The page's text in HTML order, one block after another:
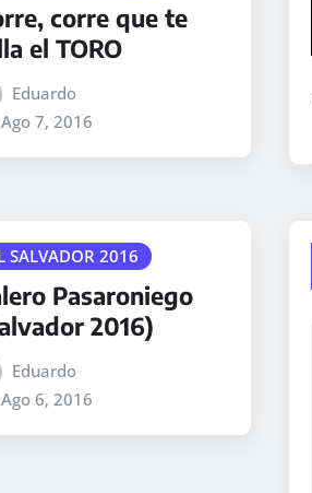
corre que te
el TORO
Eduardo
Ago 7, 2016
SALVADOR 2016
Pasaroniego
2016)
Eduardo
Ago 6, 2016